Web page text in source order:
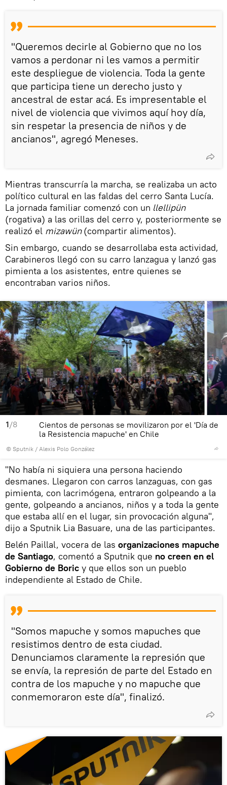
"Queremos decirle al Gobierno que no los
vamos a perdonar ni les vamos a permitir
este despliegue de violencia. Toda la gente
que participa tiene un derecho justo y
ancestral de estar acá. Es impresentable el
nivel de violencia que vivimos aquí hoy día,
sin respetar la presencia de niños y de
ancianos", agregó Meneses.
Mientras transcurría la marcha, se realizaba un acto
político cultural en las faldas del cerro Santa Lucía.
La jornada familiar comenzó con un llellipün
(rogativa) a las orillas del cerro y, posteriormente se
realizó el mizawün(compartir alimentos).
Sin embargo, cuando se desarrollaba esta actividad,
Carabineros llegó con su carro lanzagua y lanzó gas
pimienta a los asistentes, entre quienes se
encontraban varios niños.
1/8
© Sputnik / Alexis Polo González
Cientos de personas se movilizaron por el 'Día de
la Resistencia mapuche' en Chile
"No había ni siquiera una persona haciendo
desmanes. Llegaron con carros lanzaguas, con gas
pimienta, con lacrimógena, entraron golpeando a la
gente, golpeando a ancianos, niños y a toda la gente
que estaba allí en el lugar, sin provocación alguna",
dijo a Sputnik Lia Basuare, una de las participantes.
Belén Paillal, vocera de las organizaciones mapuche
de Santiago, comentó a Sputnik que no creen en el
Gobierno de Boric y que ellos son un pueblo
independiente al Estado de Chile.
"Somos mapuche y somos mapuches que
resistimos dentro de esta ciudad.
Denunciamos claramente la represión que
se envía, la represión de parte del Estado en
contra de los mapuche y no mapuche que
conmemoraron este día", finalizó.